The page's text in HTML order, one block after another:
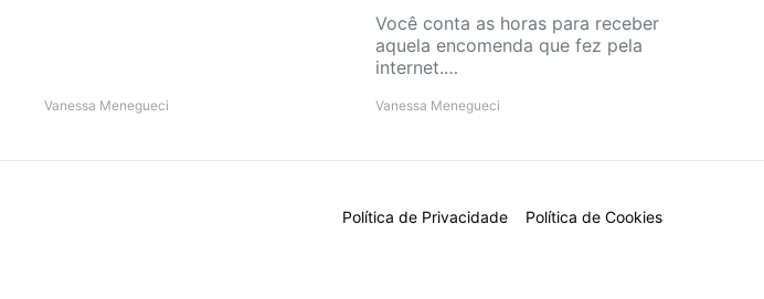
Vanessa Menegueci
Você conta as horas para receber
aquela encomenda que fez pela
internet.…
Vanessa Menegueci
Política de Privacidade Política de Cookies